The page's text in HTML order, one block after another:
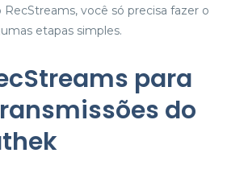
RecStreams, você só precisa fazer o
etapas simples.
para
do